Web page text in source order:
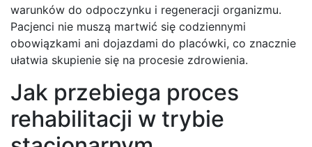
warunków do odpoczynku i regeneracji organizmu.
Pacjenci nie muszą martwić się codziennymi
obowiązkami ani dojazdami do placówki, co znacznie
ułatwia skupienie się na procesie zdrowienia.
Jak przebiega proces
rehabilitacji w trybie